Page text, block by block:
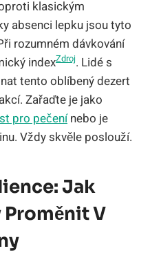
klasickým
absenci lepku jsou tyto
rozumném dávkování
indexZdroj. Lidé s
tento oblíbený dezert
Zařaďte je jako
pro pečenínebo je
Vždy skvěle poslouží.
Jak
Proměnit V